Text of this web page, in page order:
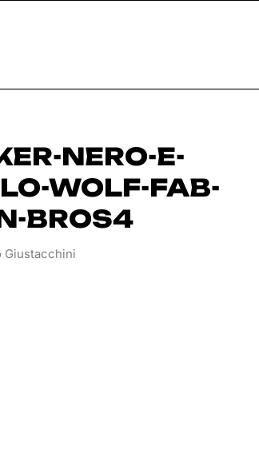
NERO-E-
WOLF-FAB-
BROS4
Giustacchini